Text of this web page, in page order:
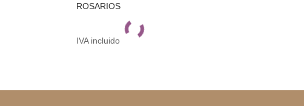
ROSARIOS
IVA incluido